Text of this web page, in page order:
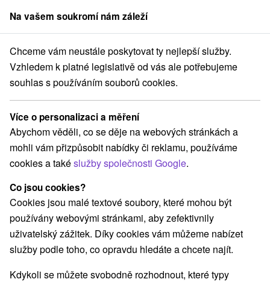
člen skupinySorger
Slovensko Žilinský kraj Oščadnica Chata Macko Oščadnica
Chata Macko Oščadnica
Oščadnica
REZERVACE A VÝBĚR POBYTU
Kontaktujte přímo ubytovatele.
Navigovat do místa
O ZAŘÍZENÍ VYBAVENÍ
Na vašem soukromí nám záleží
Chceme vám neustále poskytovat ty nejlepší služby.
Vzhledem k platné legislativě od vás ale potřebujeme
souhlas s používáním souborů cookies.
Více o personalizaci a měření
Abychom věděli, co se děje na webových stránkách a
mohli vám přizpůsobit nabídky či reklamu, používáme
cookies a takéslužby společnosti Google.
Co jsou cookies?
Cookies jsou malé textové soubory, které mohou být
používány webovými stránkami, aby zefektivnily
uživatelský zážitek. Díky cookies vám můžeme nabízet
služby podle toho, co opravdu hledáte a chcete najít.
Kdykoli se můžete svobodně rozhodnout, které typy